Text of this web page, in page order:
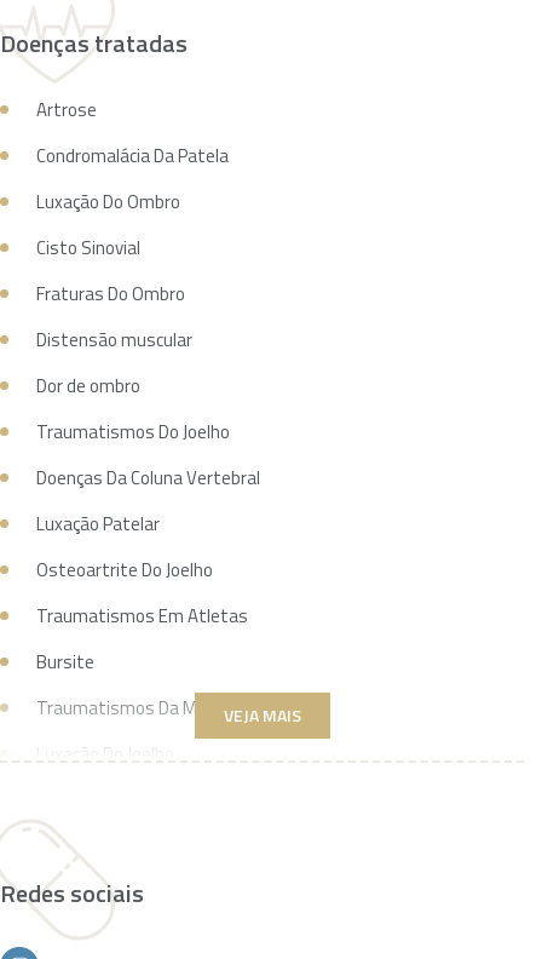
Doenças tratadas
Artrose
Condromalácia Da Patela
Luxação Do Ombro
Cisto Sinovial
Fraturas Do Ombro
Distensão muscular
Dor de ombro
Traumatismos Do Joelho
Doenças Da Coluna Vertebral
Luxação Patelar
Osteoartrite Do Joelho
Traumatismos Em Atletas
Bursite
Traumatismos Da Mão
Luxação Do Joelho
Lesões no joelho: ligamentos colaterais
Lesões do joelho: meniscos
Estiramentos musculares
VEJA MAIS
Redes sociais